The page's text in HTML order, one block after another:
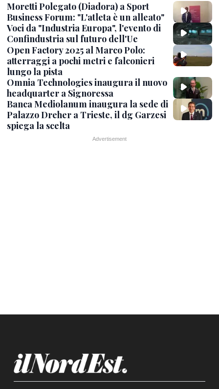
Moretti Polegato (Diadora) a Sport
Business Forum: "L'atleta è un alleato"
Voci da "Industria Europa", l'evento di
Confindustria sul futuro dell'Ue
Open Factory 2025 al Marco Polo:
atterraggi a pochi metri e falconieri
lungo la pista
Omnia Technologies inaugura il nuovo
headquarter a Signoressa
Banca Mediolanum inaugura la sede di
Palazzo Dreher a Trieste, il dg Garzesi
spiega la scelta